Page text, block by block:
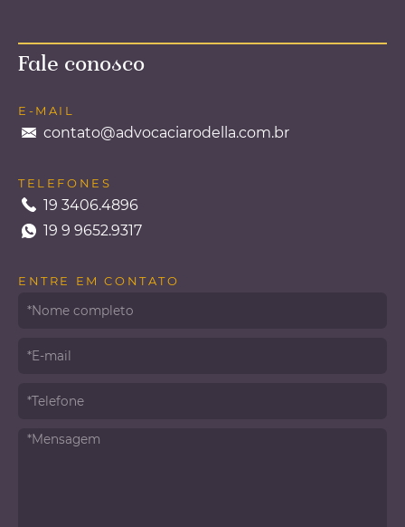
A demissão por justa causa, aplicada em casos
empresa) ou insubordinação (desobediência
a ordens diretas), possui consequências
...leia mais
Fale conosco
E-MAIL
contato@advocaciarodella.com.br
TELEFONES
19 3406.4896
19 9 9652.9317
ENTRE EM CONTATO